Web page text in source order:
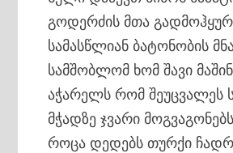
გოდერძის მთა
სამასწლიან ბატონობის
სამშობლომ ხომ შავი მაშინ
აჭარელს რომ შეუცვალეს
მჭადზე ჯვარი
როცა დედებს თურქი